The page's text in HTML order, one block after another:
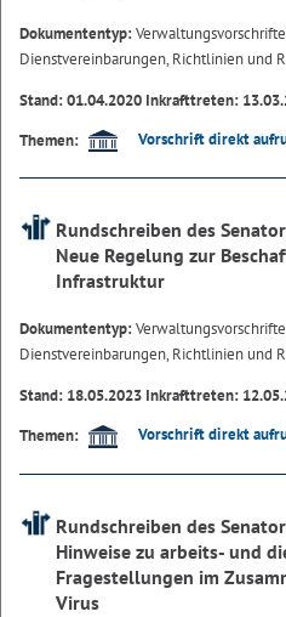
Dokumententyp:
Dienstvereinbarungen, Richtlinien und
Stand: 01.04.2020 Inkrafttreten:
Themen:
Vorschrift direkt
Rundschreiben des
Neue Regelung zur
Infrastruktur
Dokumententyp:
Dienstvereinbarungen, Richtlinien und
Stand: 18.05.2023 Inkrafttreten:
Themen:
Vorschrift direkt
Rundschreiben des
Hinweise zu arbeits- und
Fragestellungen im
Virus